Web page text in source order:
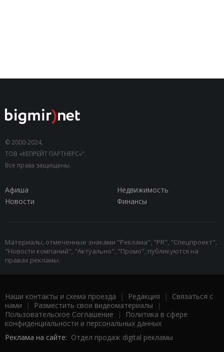
© 2000-2024,
ТОВ «КЕПРЕЙТ ПАРТНЕРС»".
Все права защищены.
Афиша
Недвижимость
Новости
Финансы
Материалы, отмеченные знаками "Реклама", "PR", "Спецпроект",
"Новости компаний", "Актуально", "Промо", публикуются на
правах рекламы.
Наши контакты и схема проезда | Редакция | Связаться с
нами | Разместить свои видеоматериалы |
Пользовательское Соглашение |
Политика в сфере
конфиденциальности и персональных данных
Реклама на сайте: Отдел продаж digital рекламы